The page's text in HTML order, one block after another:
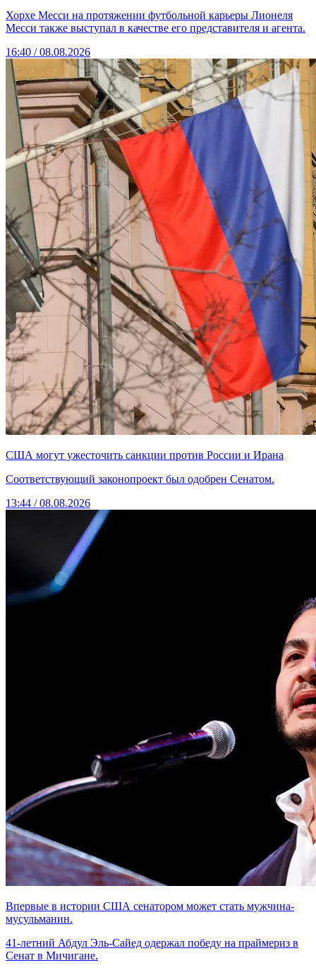
Хорхе Месси на протяжении футбольной карьеры Лионеля
Месси также выступал в качестве его представителя и агента.
16:40 / 08.08.2026
США могут ужесточить санкции против России и Ирана
Соответствующий законопроект был одобрен Сенатом.
13:44 / 08.08.2026
Впервые в истории США сенатором может стать мужчина-
мусульманин.
41-летний Абдул Эль-Сайед одержал победу на праймериз в
Сенат в Мичигане.